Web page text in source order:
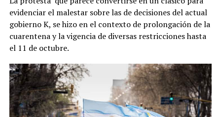
evidenciar el malestar sobre las de decisiones del actual
gobierno K, se hizo en el contexto de prolongación de la
cuarentena y la vigencia de diversas restricciones hasta
el 11 de octubre.